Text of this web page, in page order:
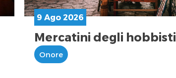
9 Ago 2026
Mercatini degli hobbisti
Onore